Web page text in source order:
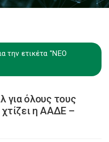
την ετικέτα "ΝΕΟ
για όλους τους
η ΑΑΔΕ –